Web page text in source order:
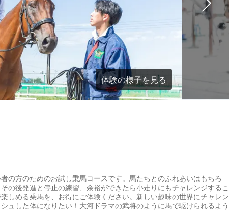
体験の様子を見る
の方のためのお試し乗馬コースです。馬たちとのふれあいはもちろ
の後発進と停止の練習、余裕ができたら小走りにもチャレンジするこ
しめる乗馬を、お得にご体験ください。新しい趣味の世界にチャレン
ュした体になりたい！大河ドラマの武将のように馬で駆けられるよう